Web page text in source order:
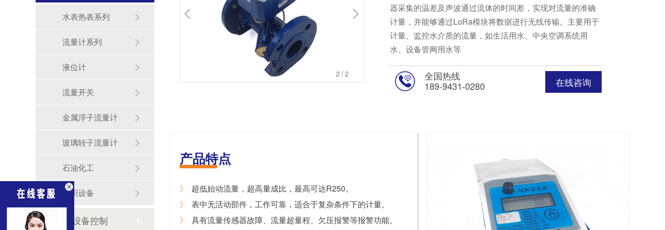
2 /2
器采集的温差及声波通过流体的时间差，实现对流量的准确
计量，并能够通过LoRa模块将数据进行无线传输。主要用于
计量、监控水介质的流量，如生活用水、中央空调系统用
水、设备管网用水等
在线咨询
全国热线
189-9431-0280
产品特点
》
超低始动流量，超高量成比，最高可达R250。
》
表中无活动部件，工作可靠，适合于复杂条件下的计量。
》
具有流量传感器故障、流量超量程、欠压报警等报警功能。
水表热表系列
流量计系列
液位计
流量开关
金属浮子流量计
玻璃转子流量计
石油化工
纺织设备
温度设备控制